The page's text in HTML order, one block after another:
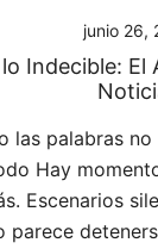
junio 26,
Indecible: El
las palabras
Hay
Escenarios
parece